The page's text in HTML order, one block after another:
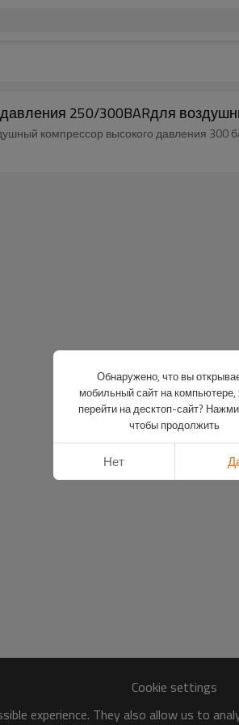
250/300BARдля
компрессор высокого давления 300
Cookie settings
experience. They also allow us to
Обнаружено, что вы
мобильный сайт на компьютере,
перейти на десктоп-сайт?
чтобы продолжить
Нет